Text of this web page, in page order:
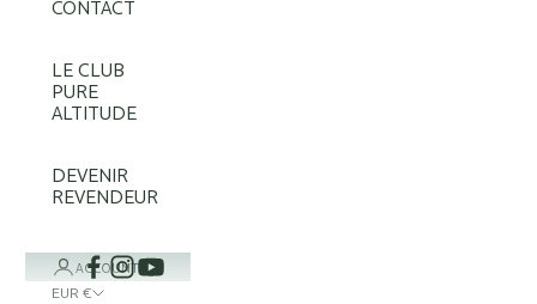
CONTACT
LE CLUB
PURE
ALTITUDE
DEVENIR
REVENDEUR
ACCOUNT
EUR €